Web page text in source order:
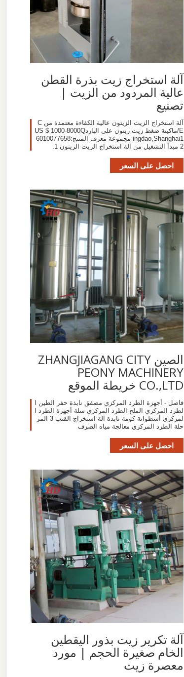
آلة استخراج زيت بذرة القطن
عالية المردود من الزيت |
تصنيع
آلة استخراج الزيت الزيتون عالية الكفاءة معتمدة من C
E/ماكينة ضغط زيت زيتون على الباردUS $ 1000-8000Q
ingdao,Shanghai1 مجموعة معرف المنتج:6010077658
2 مبدأ التشغيل من آلة استخراج الزيت الزيتون 1.
احصل على السعر
الصين ZHANGJIAGANG CITY
PEONY MACHINERY
CO.,LTD خريطة الموقع
فاصل - أجهزة الطرد المركزي مصفق نابذة حفر الطين ا
لطرد المركزي الملح الطرد المركزي سلة أجهزة الطرد ا
لمركزي أسطوانة كومة نابذة آلة استخراج القنب 3 المر
حلة الطرد المركزي معالجة مياه الصرف
احصل على السعر
آلة تكرير زيت بذور اليقطين
الخام صغيرة الحجم | مورد
معصرة زيت